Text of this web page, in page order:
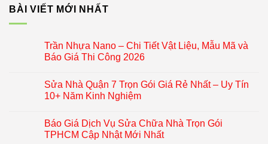
BÀI VIẾT MỚI NHẤT
Trần Nhựa Nano – Chi Tiết Vật Liệu, Mẫu Mã và
Báo Giá Thi Công 2026
Sửa Nhà Quận 7 Trọn Gói Giá Rẻ Nhất – Uy Tín
10+ Năm Kinh Nghiệm
Báo Giá Dịch Vụ Sửa Chữa Nhà Trọn Gói
TPHCM Cập Nhật Mới Nhất